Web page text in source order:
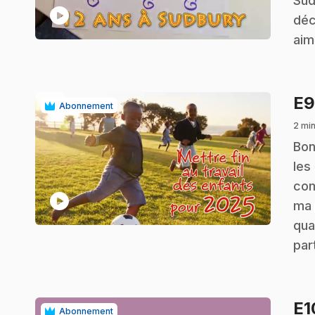
play_circle
Abonnement
play_circle
E9
2
.
les
Abonnement